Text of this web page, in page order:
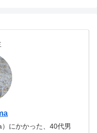
にかかった、40代男